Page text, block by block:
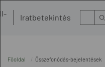
Iratbetekintés Kereső
Főoldal Összefonódás-bejelentések